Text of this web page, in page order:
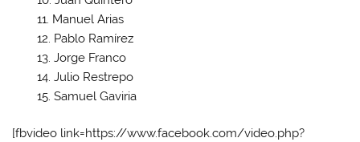
Manuel Arias
Pablo Ramírez
Jorge Franco
Julio Restrepo
Samuel Gaviria
[fbvideo link=https://www.facebook.com/video.php?